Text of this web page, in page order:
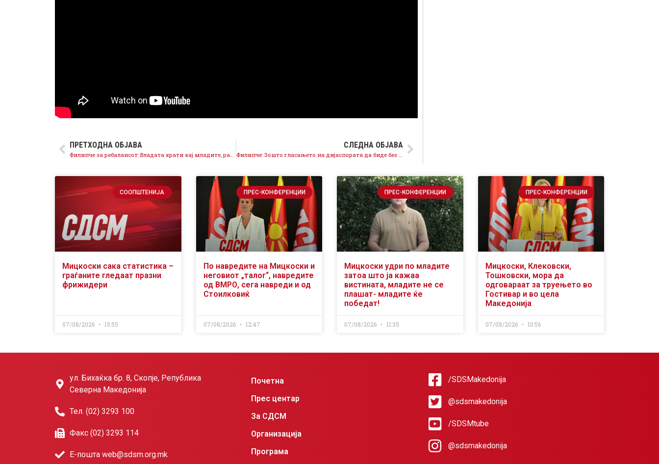
ПРЕТХОДНА ОБЈАВА СЛЕДНА ОБЈАВА
СООПШТЕНИЈА
Мицкоски сака статистика –
граѓаните гледаат празни
фрижидери
07/08/2026 15:55
ПРЕС-КОНФЕРЕНЦИИ
По навредите на Мицкоски и
неговиот „талог“, навредите
од ВМРО, сега навреди и од
Стоилковиќ
07/08/2026 12:47
ПРЕС-КОНФЕРЕНЦИИ
Мицкоски удри по младите
затоа што ја кажаа
вистината, младите не се
плашат- младите ќе
победат!
07/08/2026 11:35
ПРЕС-КОНФЕРЕНЦИИ
Мицкоски, Клековски,
Тошковски, мора да
одговараат за труењето во
Гостивар и во цела
Македонија
07/08/2026 10:56
ул. Бихаќка бр. 8, Скопје, Република
Северна Македонија
Тел. (02) 3293 100
Факс (02) 3293 114
Е-пошта web@sdsm.org.mk
Почетна
Прес центар
За СДСМ
Организација
Програма
/SDSMakedonija
@sdsmakedonija
/SDSMtube
@sdsmakedonija